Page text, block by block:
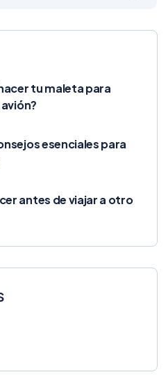
tu maleta para
esenciales para
antes de viajar a otro